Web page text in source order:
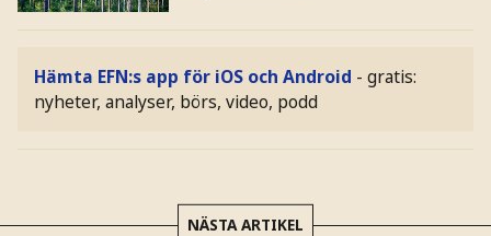
Hämta EFN:s app för iOS och Android - gratis:
nyheter, analyser, börs, video, podd
NÄSTA ARTIKEL